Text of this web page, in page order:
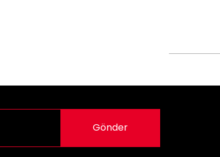
Gönder